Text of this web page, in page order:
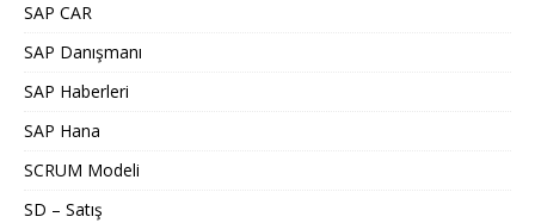
SAP CAR
SAP Danışmanı
SAP Haberleri
SAP Hana
SCRUM Modeli
SD – Satış